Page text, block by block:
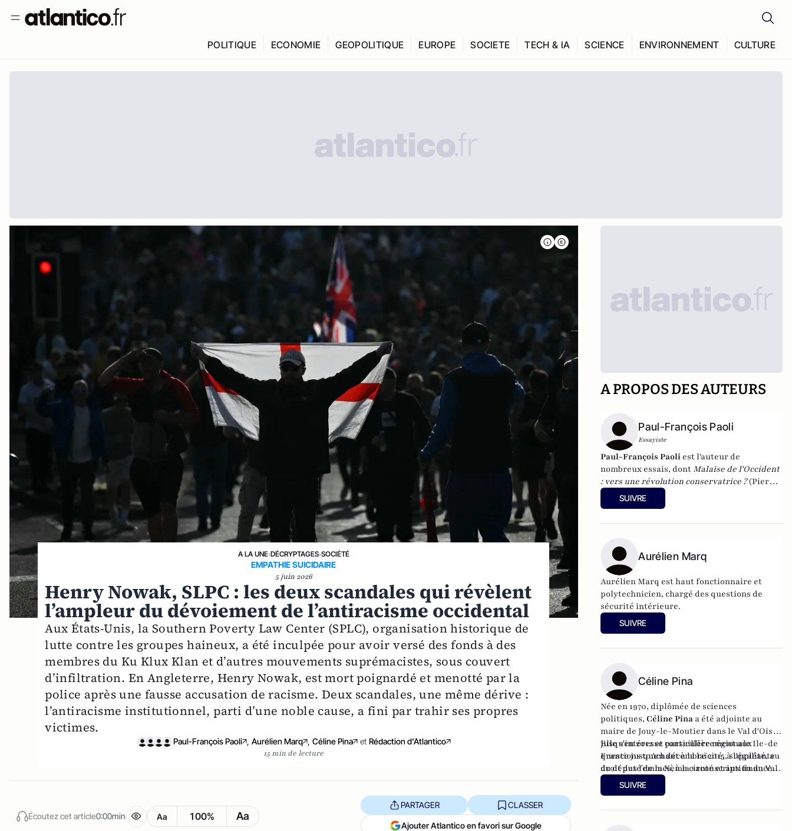
POLITIQUE ECONOMIE GEOPOLITIQUE EUROPE SOCIETE TECH & IA SCIENCE ENVIRONNEMENT CULTURE
A LA UNE›DÉCRYPTAGES›SOCIÉTÉ
EMPATHIE SUICIDAIRE
5 juin 2026
Henry Nowak, SLPC : les deux scandales qui révèlent
l’ampleur du dévoiement de l’antiracisme occidental
Aux États-Unis, la Southern Poverty Law Center (SPLC), organisation historique de
lutte contre les groupes haineux, a été inculpée pour avoir versé des fonds à des
membres du Ku Klux Klan et d’autres mouvements suprémacistes, sous couvert
d’infiltration. En Angleterre, Henry Nowak, est mort poignardé et menotté par la
police après une fausse accusation de racisme. Deux scandales, une même dérive :
l’antiracisme institutionnel, parti d’une noble cause, a fini par trahir ses propres
victimes.
Paul-François Paoli , Aurélien Marq , Céline Pina et Rédaction d'Atlantico
15 min de lecture
Écoutez cet article0:00min Aa 100% Aa
PARTAGER CLASSER
Ajouter Atlantico en favori sur Google
A PROPOS DES AUTEURS
Paul-François Paoli
Essayiste
Paul-François Paoli est l'auteur de
nombreux essais, dont Malaise de l'Occident
: vers une révolution conservatrice ?(Pierre-
Guillaume de Roux, 2014),
l'idéologie antiraciste
Tentation de Paris (Quand le journalisme
était un roman)" aux éditions de Paris.
SUIVRE
Aurélien Marq
Aurélien Marq est haut fonctionnaire et
polytechnicien, chargé des questions de
sécurité intérieure.
SUIVRE
Céline Pina
Née en 1970, diplômée de sciences
politiques,Céline Pina a été adjointe au
maire de Jouy-le-Moutier dans le Val d'Oise
jusqu'en 2012 et conseillère régionale Ile-de
France jusqu'en décembre 2015, suppléante
du député de la Xème circonscription du Val
d'Oise.
Elle s'intéresse particulièrement aux
questions touchant à la laïcité, à l'égalité, au
droit des femmes, à la santé et aux finances
sociales et a des affinités particulières pour
le travail d'Hannah Arendt.
SUIVRE